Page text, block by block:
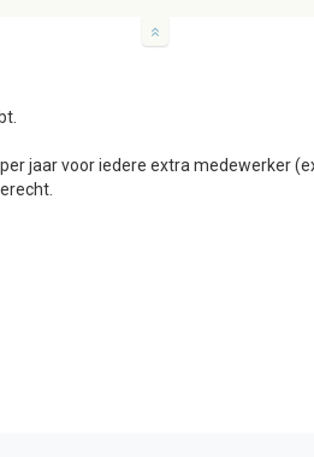
jaar voor iedere extra medewerker